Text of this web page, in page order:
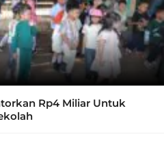
Rp4 Miliar Untuk